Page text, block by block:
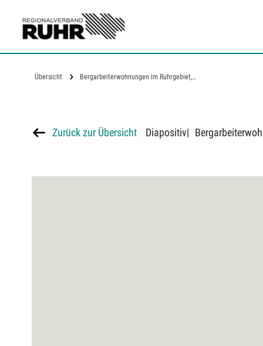
Übersicht Bergarbeiterwohnungen im Ruhrgebiet,…
Zurück zur Übersicht Diapositiv|